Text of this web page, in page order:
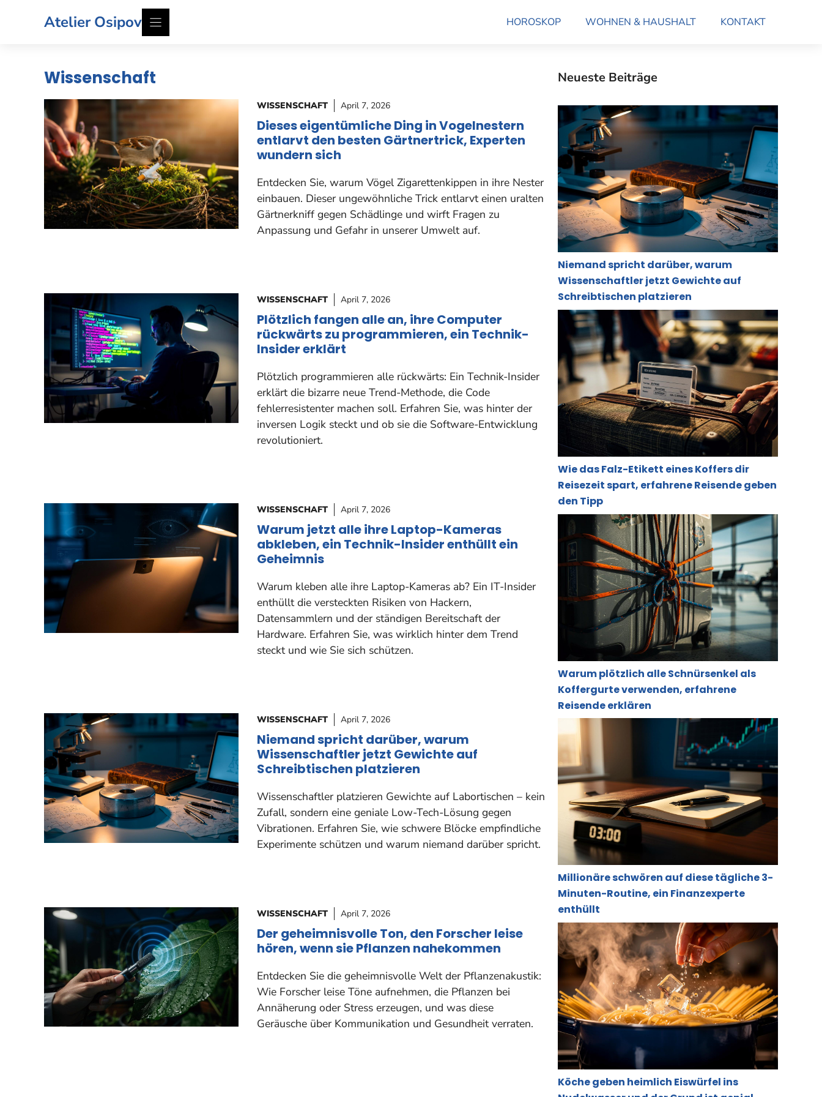
Atelier Osipov HOROSKOP WOHNEN & HAUSHALT KONTAKT
Wissenschaft
WISSENSCHAFT April 7, 2026
Dieses eigentümliche Ding in Vogelnestern
entlarvt den besten Gärtnertrick, Experten
wundern sich
Entdecken Sie, warum Vögel Zigarettenkippen in ihre Nester
einbauen. Dieser ungewöhnliche Trick entlarvt einen uralten
Gärtnerkniff gegen Schädlinge und wirft Fragen zu
Anpassung und Gefahr in unserer Umwelt auf.
WISSENSCHAFT April 7, 2026
Plötzlich fangen alle an, ihre Computer
rückwärts zu programmieren, ein Technik-
Insider erklärt
Plötzlich programmieren alle rückwärts: Ein Technik-Insider
erklärt die bizarre neue Trend-Methode, die Code
fehlerresistenter machen soll. Erfahren Sie, was hinter der
inversen Logik steckt und ob sie die Software-Entwicklung
revolutioniert.
WISSENSCHAFT April 7, 2026
Warum jetzt alle ihre Laptop-Kameras
abkleben, ein Technik-Insider enthüllt ein
Geheimnis
Warum kleben alle ihre Laptop-Kameras ab? Ein IT-Insider
enthüllt die versteckten Risiken von Hackern,
Datensammlern und der ständigen Bereitschaft der
Hardware. Erfahren Sie, was wirklich hinter dem Trend
steckt und wie Sie sich schützen.
WISSENSCHAFT April 7, 2026
Niemand spricht darüber, warum
Wissenschaftler jetzt Gewichte auf
Schreibtischen platzieren
Wissenschaftler platzieren Gewichte auf Labortischen – kein
Zufall, sondern eine geniale Low-Tech-Lösung gegen
Vibrationen. Erfahren Sie, wie schwere Blöcke empfindliche
Experimente schützen und warum niemand darüber spricht.
WISSENSCHAFT April 7, 2026
Der geheimnisvolle Ton, den Forscher leise
hören, wenn sie Pflanzen nahekommen
Entdecken Sie die geheimnisvolle Welt der Pflanzenakustik:
Wie Forscher leise Töne aufnehmen, die Pflanzen bei
Annäherung oder Stress erzeugen, und was diese
Geräusche über Kommunikation und Gesundheit verraten.
Neueste Beiträge
Niemand spricht darüber, warum
Wissenschaftler jetzt Gewichte auf
Schreibtischen platzieren
Wie das Falz-Etikett eines Koffers dir
Reisezeit spart, erfahrene Reisende geben
den Tipp
Warum plötzlich alle Schnürsenkel als
Koffergurte verwenden, erfahrene
Reisende erklären
Millionäre schwören auf diese tägliche 3-
Minuten-Routine, ein Finanzexperte
enthüllt
Köche geben heimlich Eiswürfel ins